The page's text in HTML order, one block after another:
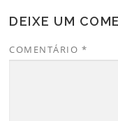
DEIXE UM
COMENTÁRIO *